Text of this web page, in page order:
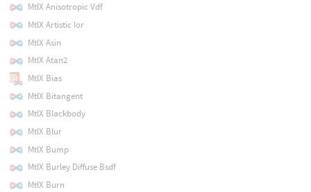
MtlX Anisotropic Vdf
MtlX Artistic Ior
MtlX Asin
MtlX Atan2
MtlX Bias
MtlX Bitangent
MtlX Blackbody
MtlX Blur
MtlX Bump
MtlX Burley Diffuse Bsdf
MtlX Burn